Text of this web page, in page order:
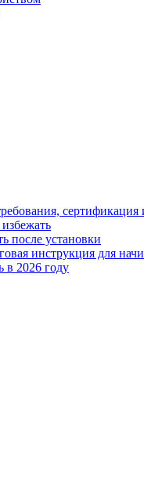
сертификация
после установки
инструкция для
в 2026 году